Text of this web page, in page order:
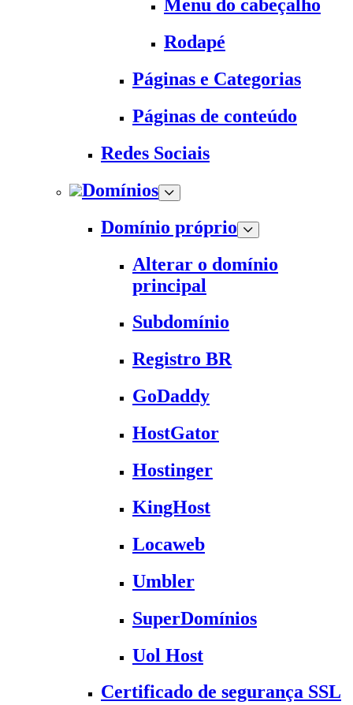
Menu do cabeçalho
Rodapé
Páginas e Categorias
Páginas de conteúdo
Redes Sociais
Domínios
Domínio próprio
Alterar o domínio
principal
Subdomínio
Registro BR
GoDaddy
HostGator
Hostinger
KingHost
Locaweb
Umbler
SuperDomínios
Uol Host
Certificado de segurança SSL